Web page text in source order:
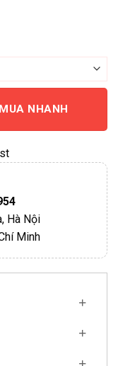
MUA NHANH
Hà Nội
Minh